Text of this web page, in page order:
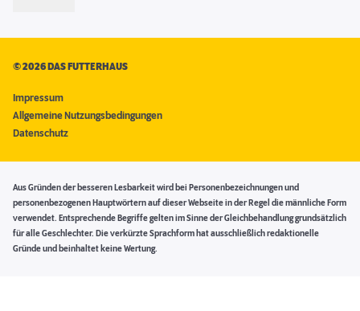
©2026 DAS FUTTERHAUS
Impressum
Allgemeine Nutzungsbedingungen
Datenschutz
Aus Gründen der besseren Lesbarkeit wird bei Personenbezeichnungen und
personenbezogenen Hauptwörtern auf dieser Webseite in der Regel die männliche Form
verwendet. Entsprechende Begriffe gelten im Sinne der Gleichbehandlung grundsätzlich
für alle Geschlechter. Die verkürzte Sprachform hat ausschließlich redaktionelle
Gründe und beinhaltet keine Wertung.